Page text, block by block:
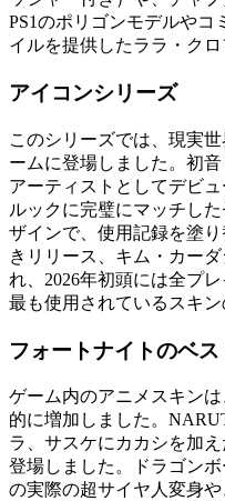
PS1のポリゴンモデルやコ
イルを提供したララ・クロ
アイコンシリーズ
このシリーズでは、現実
ームに登場しました。初
アーティストとしてデビ
ルックに完璧にマッチし
ザインで、使用記録を塗
きリリース、キム・カー
れ、2026年初頭には全プ
最も使用されているスキ
フォートナイトのベ
ゲーム内のアニメスキン
的に増加しました。
ラ、サスケにカカシを加
登場しました。ドラゴン
の実際の超サイヤ人変身